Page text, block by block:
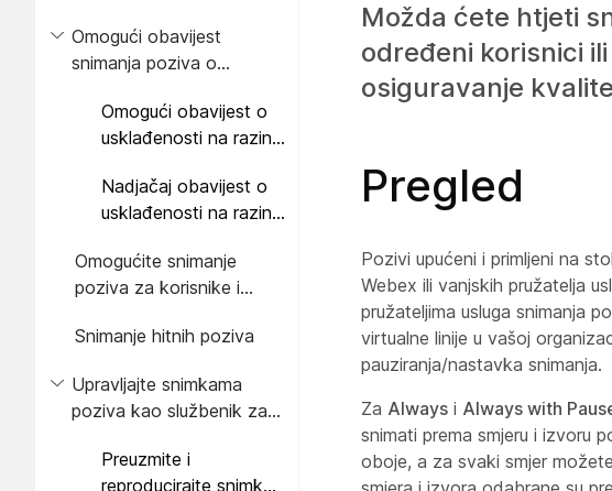
Omogući obavijest
snimanja poziva o
Omogući obavijest o
usklađenosti na razini
Nadjačaj obavijest o
usklađenosti na razini
Omogućite snimanje
poziva za korisnike i
Webex Calling
Snimanje hitnih poziva
Upravljajte snimkama
poziva kao službenik za
Preuzmite i
reproducirajte snimke
Možda ćete htjeti
određeni korisnici
osiguravanje
Pregled
Pozivi upućeni i primljeni na
Webex ili vanjskih pružatelja
pružateljima usluga snimanja
virtualne linije u vašoj
pauziranja/nastavka snimanja.
Za Always i Always with
snimati prema smjeru i izvoru
oboje, a za svaki smjer